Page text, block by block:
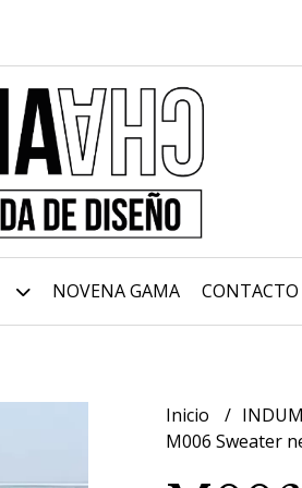
NOVENA GAMA CONTACTO
Inicio
M006 Sweater